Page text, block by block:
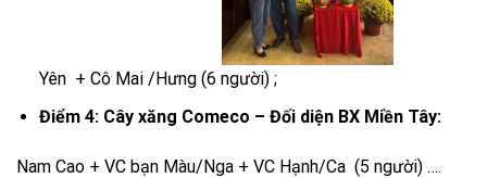
Yên + Cô Mai /Hưng (6 người) ;
Điểm 4: Cây xăng Comeco – Đối diện BX Miền Tây:
Nam Cao + VC bạn Màu/Nga + VC Hạnh/Ca (5 người) ….